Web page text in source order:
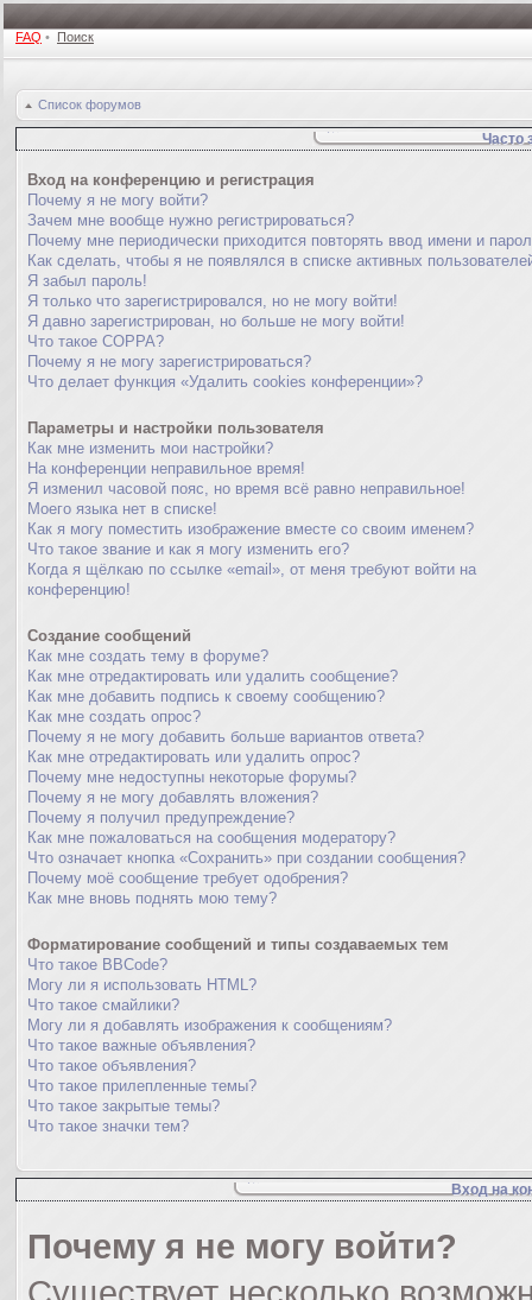
FAQ • Поиск
Список форумов
Часто
Вход на конференцию и регистрация
Почему я не могу войти?
Зачем мне вообще нужно регистрироваться?
Почему мне периодически приходится повторять ввод имени и
Как сделать, чтобы я не появлялся в списке активных
Я забыл пароль!
Я только что зарегистрировался, но не могу войти!
Я давно зарегистрирован, но больше не могу войти!
Что такое COPPA?
Почему я не могу зарегистрироваться?
Что делает функция «Удалить cookies конференции»?
Параметры и настройки пользователя
Как мне изменить мои настройки?
На конференции неправильное время!
Я изменил часовой пояс, но время всё равно неправильное!
Моего языка нет в списке!
Как я могу поместить изображение вместе со своим именем?
Что такое звание и как я могу изменить его?
Когда я щёлкаю по ссылке «email», от меня требуют войти на
конференцию!
Создание сообщений
Как мне создать тему в форуме?
Как мне отредактировать или удалить сообщение?
Как мне добавить подпись к своему сообщению?
Как мне создать опрос?
Почему я не могу добавить больше вариантов ответа?
Как мне отредактировать или удалить опрос?
Почему мне недоступны некоторые форумы?
Почему я не могу добавлять вложения?
Почему я получил предупреждение?
Как мне пожаловаться на сообщения модератору?
Что означает кнопка «Сохранить» при создании сообщения?
Почему моё сообщение требует одобрения?
Как мне вновь поднять мою тему?
Форматирование сообщений и типы создаваемых тем
Что такое BBCode?
Могу ли я использовать HTML?
Что такое смайлики?
Могу ли я добавлять изображения к сообщениям?
Что такое важные объявления?
Что такое объявления?
Что такое прилепленные темы?
Что такое закрытые темы?
Что такое значки тем?
Вход на
Почему я не могу войти?